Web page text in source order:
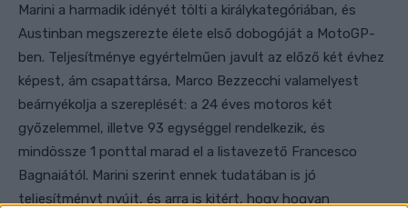
Marini a harmadik idényét tölti a királykategóriában, és
Austinban megszerezte élete első dobogóját a MotoGP-
ben. Teljesítménye egyértelműen javult az előző két évhez
képest, ám csapattársa, Marco Bezzecchi valamelyest
beárnyékolja a szereplését: a 24 éves motoros két
győzelemmel, illetve 93 egységgel rendelkezik, és
mindössze 1 ponttal marad el a listavezető Francesco
Bagnaiától. Marini szerint ennek tudatában is jó
teljesítményt nyújt, és arra is kitért, hogy hogyan